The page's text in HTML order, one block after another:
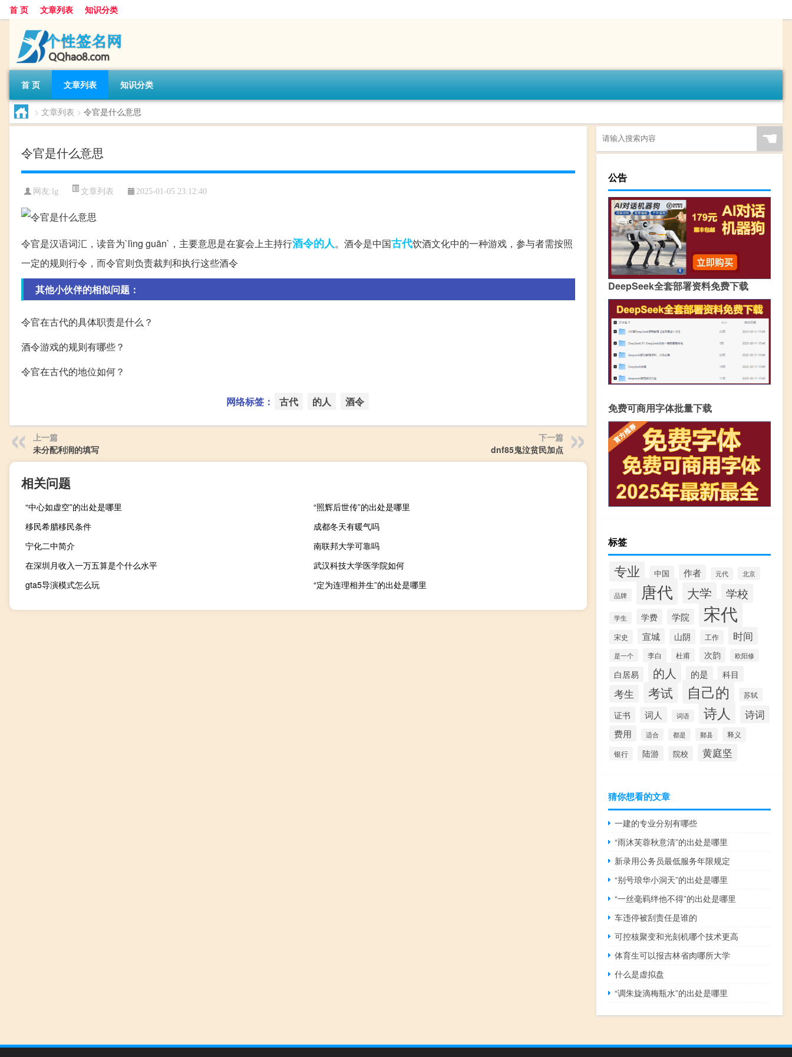
首 页 文章列表 知识分类
首 页 文章列表 知识分类
> 文章列表 > 令官是什么意思
令官是什么意思
网友: lg 文章列表 2025-01-05 23:12:40
令官是汉语词汇，读音为`lìng guān`，主要意思是在宴会上主持行酒令的人。酒令是中国古代饮酒文化中的一种游戏，参与者需按照
一定的规则行令，而令官则负责裁判和执行这些酒令
其他小伙伴的相似问题：
令官在古代的具体职责是什么？
酒令游戏的规则有哪些？
令官在古代的地位如何？
网络标签： 古代 的人 酒令
上一篇
未分配利润的填写
下一篇
dnf85鬼泣贫民加点
相关问题
“中心如虚空”的出处是哪里
“照辉后世传”的出处是哪里
移民希腊移民条件
成都冬天有暖气吗
宁化二中简介
南联邦大学可靠吗
在深圳月收入一万五算是个什么水平
武汉科技大学医学院如何
gta5导演模式怎么玩
“定为连理相并生”的出处是哪里
☚
公告
DeepSeek全套部署资料免费下载
免费可商用字体批量下载
标签
专业 中国 作者 元代 北京
品牌 唐代 大学 学校
学生 学费 学院 宋代
宋史 宣城 山阴 工作 时间
是一个 李白 杜甫 次韵 欧阳修
白居易 的人 的是 科目
考生 考试 自己的 苏轼
证书 词人 词语 诗人 诗词
费用 适合 都是 鄞县 释义
银行 陆游 院校 黄庭坚
猜你想看的文章
一建的专业分别有哪些
“雨沐芙蓉秋意清”的出处是哪里
新录用公务员最低服务年限规定
“别号琅华小洞天”的出处是哪里
“一丝毫羁绊他不得”的出处是哪里
车违停被刮责任是谁的
可控核聚变和光刻机哪个技术更高
体育生可以报吉林省肉哪所大学
什么是虚拟盘
“调朱旋滴梅瓶水”的出处是哪里